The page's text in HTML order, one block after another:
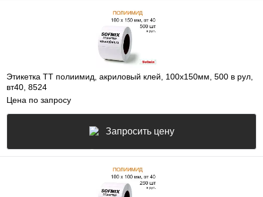
Этикетка ТТ полиимид, акриловый клей, 100х150мм, 500 в рул,
вт40, 8524
Цена по запросу
Запросить цену